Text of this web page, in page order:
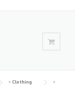
> Clothing
>